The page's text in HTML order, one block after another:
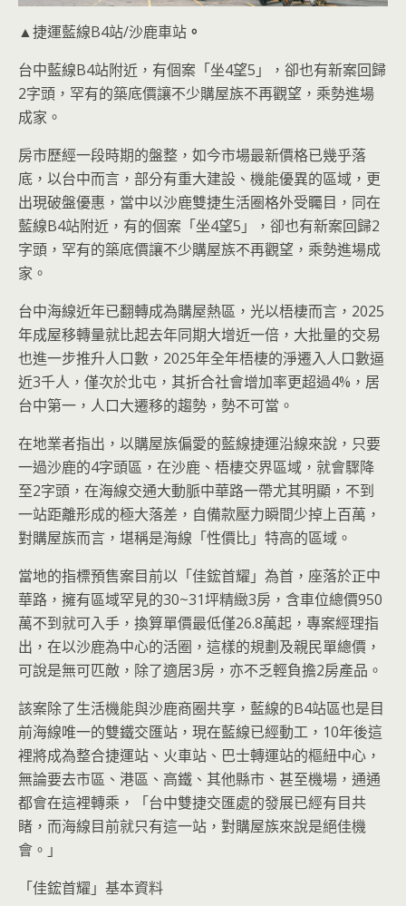
▲捷運藍線B4站/沙鹿車站 。
台中藍線B4站附近，有個案「坐4望5」，卻也有新案回歸
2字頭，罕有的築底價讓不少購屋族不再觀望，乘勢進場
成家。
房市歷經一段時期的盤整，如今市場最新價格已幾乎落
底，以台中而言，部分有重大建設、機能優異的區域，更
出現破盤優惠，當中以沙鹿雙捷生活圈格外受矚目，同在
藍線B4站附近，有的個案「坐4望5」，卻也有新案回歸2
字頭，罕有的築底價讓不少購屋族不再觀望，乘勢進場成
家。
台中海線近年已翻轉成為購屋熱區，光以梧棲而言，2025
年成屋移轉量就比起去年同期大增近一倍，大批量的交易
也進一步推升人口數，2025年全年梧棲的淨遷入人口數逼
近3千人，僅次於北屯，其折合社會增加率更超過4%，居
台中第一，人口大遷移的趨勢，勢不可當。
在地業者指出，以購屋族偏愛的藍線捷運沿線來說，只要
一過沙鹿的4字頭區，在沙鹿、梧棲交界區域，就會驟降
至2字頭，在海線交通大動脈中華路一帶尤其明顯，不到
一站距離形成的極大落差，自備款壓力瞬間少掉上百萬，
對購屋族而言，堪稱是海線「性價比」特高的區域。
當地的指標預售案目前以「佳鋐首耀」為首，座落於正中
華路，擁有區域罕見的30~31坪精緻3房，含車位總價950
萬不到就可入手，換算單價最低僅26.8萬起，專案經理指
出，在以沙鹿為中心的活圈，這樣的規劃及親民單總價，
可說是無可匹敵，除了適居3房，亦不乏輕負擔2房產品。
該案除了生活機能與沙鹿商圈共享，藍線的B4站區也是目
前海線唯一的雙鐵交匯站，現在藍線已經動工，10年後這
裡將成為整合捷運站、火車站、巴士轉運站的樞紐中心，
無論要去市區、港區、高鐵、其他縣市、甚至機場，通通
都會在這裡轉乘，「台中雙捷交匯處的發展已經有目共
睹，而海線目前就只有這一站，對購屋族來說是絕佳機
會。」
「佳鋐首耀」基本資料